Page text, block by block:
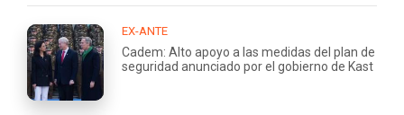
EX-ANTE
Cadem: Alto apoyo a las medidas del plan de
seguridad anunciado por el gobierno de Kast